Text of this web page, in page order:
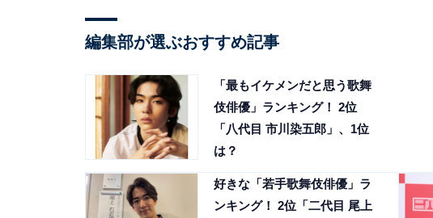
編集部が選ぶおすすめ記事
「最もイケメンだと思う歌舞
伎俳優」ランキング！ 2位
「八代目 市川染五郎」、1位
は？
好きな「若手歌舞伎俳優」ラ
ンキング！ 2位「二代目 尾上